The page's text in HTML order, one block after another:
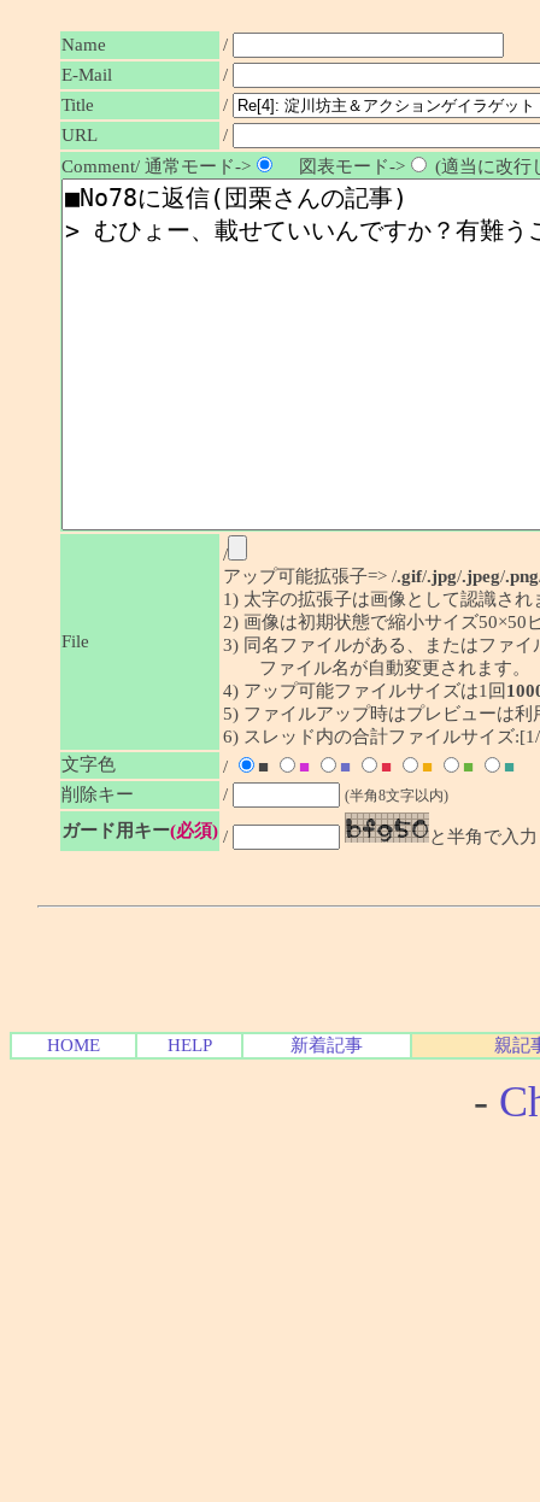
Name
/
E-Mail
/
Title
/
URL
/
Comment/ 通常モード->
図表モード-> (適当に改行
File
/
アップ可能拡張子=> /.gif/.jpg/.jpeg/.png
1) 太字の拡張子は画像として認識され
2) 画像は初期状態で縮小サイズ50×50
3) 同名ファイルがある、またはファ
ファイル名が自動変更されます。
4) アップ可能ファイルサイズは1回
5) ファイルアップ時はプレビューは利
6) スレッド内の合計ファイルサイズ
文字色
/ ■ ■ ■ ■ ■ ■
■
削除キー
/ (半角8文字以内)
ガード用キー(必須) / と半角で入力
HOME HELP 新着記事 親記
-